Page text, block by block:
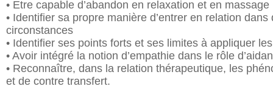
• Etre capable d’abandon en relaxation et en massage
• Identifier sa propre manière d’entrer en relation dans
circonstances
• Identifier ses points forts et ses limites à appliquer
• Avoir intégré la notion d’empathie dans le rôle
• Reconnaître, dans la relation thérapeutique, les
et de contre transfert.